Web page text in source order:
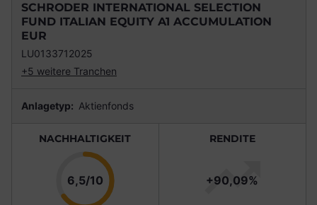
SCHRODER INTERNATIONAL SELECTION
FUND ITALIAN EQUITY A1 ACCUMULATION
EUR
LU0133712025
+5 weitere Tranchen
Anlagetyp: Aktienfonds
NACHHALTIGKEIT
6,5/10Punkte
RENDITE
+90,09%